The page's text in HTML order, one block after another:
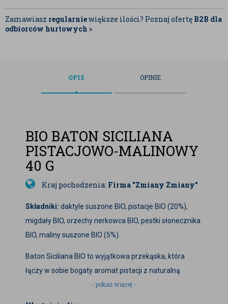
Zamawiasz regularniewiększe ilości? Poznaj ofertę B2B dla
odbiorców hurtowych »
OPIS OPINIE
BIO BATON SICILIANA
PISTACJOWO-MALINOWY
40 G
Kraj pochodzenia: Firma "Zmiany Zmiany"
Składniki: daktyle suszone BIO, pistacje BIO (20%),
migdały BIO, orzechy nerkowca BIO, pestki słonecznika
BIO, maliny suszone BIO (5%).
Baton Siciliana BIO to wyjątkowa przekąska, która
łączy w sobie bogaty aromat pistacji z naturalną
kwaskowatością malin. Stworzony z myślą o
- pokaż więcej -